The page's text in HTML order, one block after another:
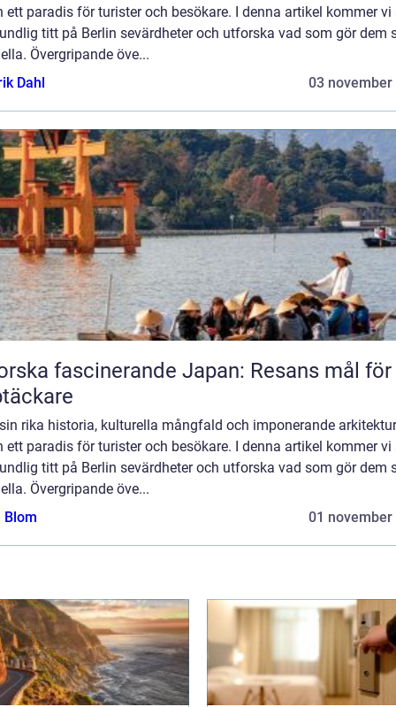
ett paradis för turister och besökare. I denna artikel kommer
titt på Berlin sevärdheter och utforska vad som gör dem
Övergripande öve...
Dahl
03 november
fascinerande Japan: Resans mål för
rika historia, kulturella mångfald och imponerande
ett paradis för turister och besökare. I denna artikel kommer
titt på Berlin sevärdheter och utforska vad som gör dem
Övergripande öve...
Blom
01 november